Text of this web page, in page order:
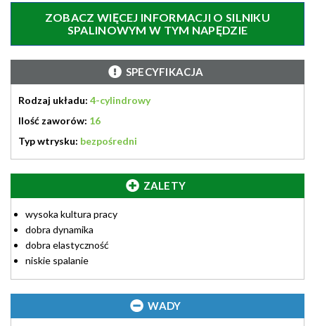
ZOBACZ WIĘCEJ INFORMACJI O SILNIKU
SPALINOWYM W TYM NAPĘDZIE
SPECYFIKACJA
Rodzaj układu: 4-cylindrowy
Ilość zaworów: 16
Typ wtrysku: bezpośredni
ZALETY
wysoka kultura pracy
dobra dynamika
dobra elastyczność
niskie spalanie
WADY